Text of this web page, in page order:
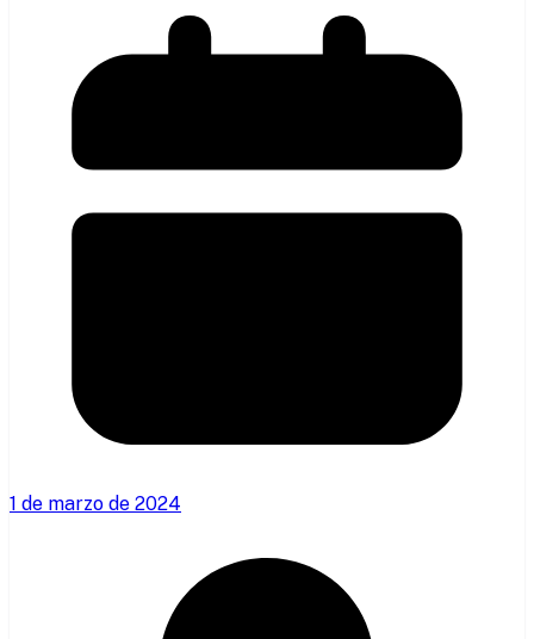
1 de marzo de 2024